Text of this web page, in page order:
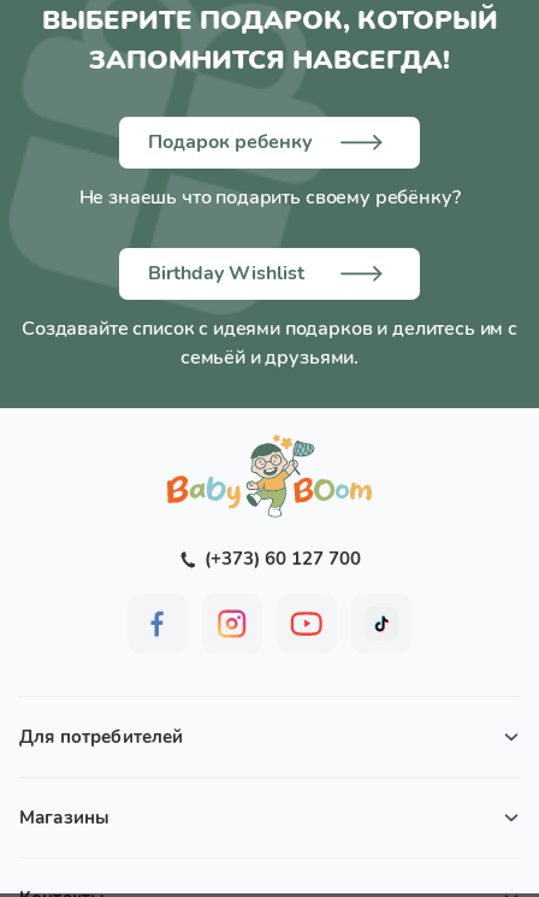
ВЫБЕРИТЕ ПОДАРОК, КОТОРЫЙ
ЗАПОМНИТСЯ НАВСЕГДА!
Подарок ребенку
Не знаешь что подарить своему ребёнку?
Birthday Wishlist
Создавайте список с идеями подарков и делитесь им с
семьёй и друзьями.
(+373) 60 127 700
Для потребителей
Магазины